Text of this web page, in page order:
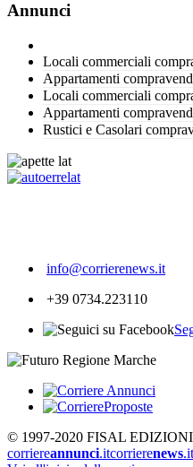
Annunci
Locali commerciali
Appartamenti
Locali commerciali
Appartamenti
Rustici e Casolari
info@corrierenews.it
+39 0734.223110
© 1997-2020 FISAL EDIZIONI
corriereannunci.itcorrierenews.it